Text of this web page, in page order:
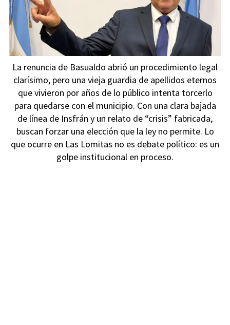
La renuncia de Basualdo abrió un procedimiento legal
clarísimo, pero una vieja guardia de apellidos eternos
que vivieron por años de lo público intenta torcerlo
para quedarse con el municipio. Con una clara bajada
de línea de Insfrán y un relato de “crisis” fabricada,
buscan forzar una elección que la ley no permite. Lo
que ocurre en Las Lomitas no es debate político: es un
golpe institucional en proceso.